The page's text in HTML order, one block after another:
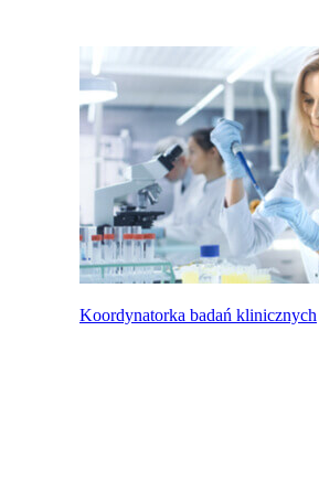
Koordynatorka badań klinicznych